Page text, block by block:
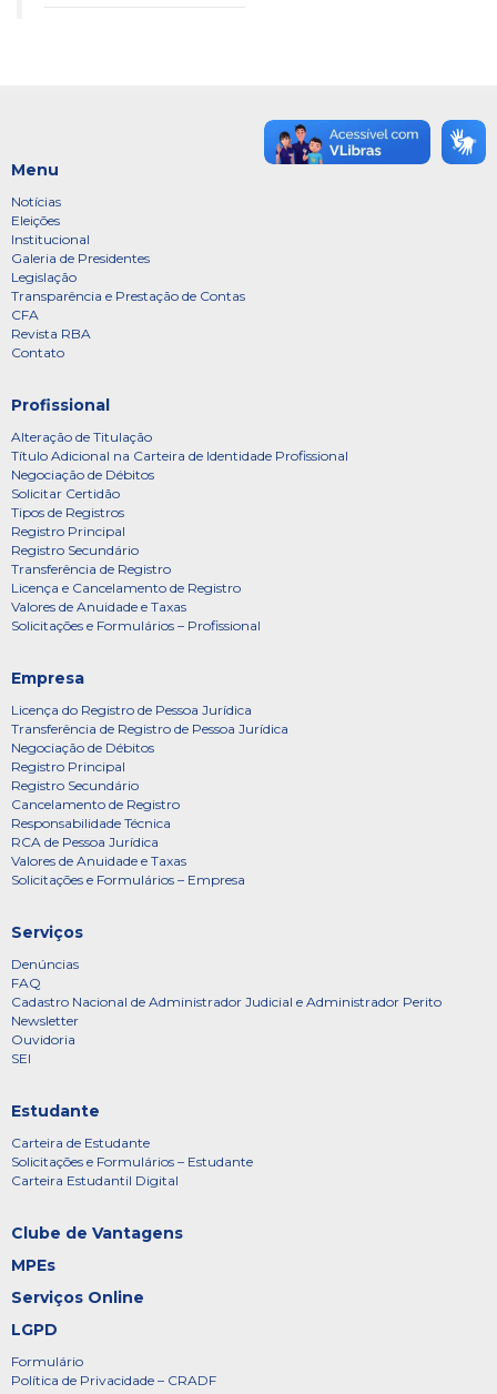
Menu
Notícias
Eleições
Institucional
Galeria de Presidentes
Legislação
Transparência e Prestação de Contas
CFA
Revista RBA
Contato
Profissional
Alteração de Titulação
Título Adicional na Carteira de Identidade Profissional
Negociação de Débitos
Solicitar Certidão
Tipos de Registros
Registro Principal
Registro Secundário
Transferência de Registro
Licença e Cancelamento de Registro
Valores de Anuidade e Taxas
Solicitações e Formulários – Profissional
Empresa
Licença do Registro de Pessoa Jurídica
Transferência de Registro de Pessoa Jurídica
Negociação de Débitos
Registro Principal
Registro Secundário
Cancelamento de Registro
Responsabilidade Técnica
RCA de Pessoa Jurídica
Valores de Anuidade e Taxas
Solicitações e Formulários – Empresa
Serviços
Denúncias
FAQ
Cadastro Nacional de Administrador Judicial e Administrador Perito
Newsletter
Ouvidoria
SEI
Estudante
Carteira de Estudante
Solicitações e Formulários – Estudante
Carteira Estudantil Digital
Clube de Vantagens
MPEs
Serviços Online
LGPD
Formulário
Política de Privacidade – CRADF